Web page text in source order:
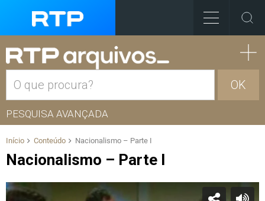
OK
PESQUISA AVANÇADA
Início Conteúdo Nacionalismo – Parte I
Nacionalismo – Parte I